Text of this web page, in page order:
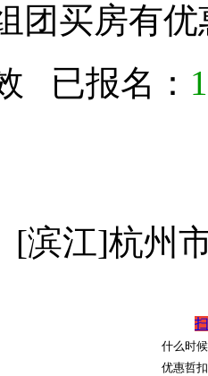
团买房有
已报名：
[滨江]杭州
什么时
优惠哲扣